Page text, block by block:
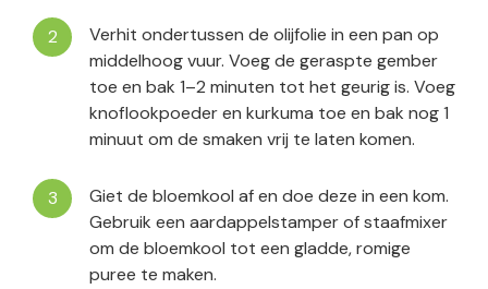
Verhit ondertussen de olijfolie in een pan op
middelhoog vuur. Voeg de geraspte gember
toe en bak 1–2 minuten tot het geurig is. Voeg
knoflookpoeder en kurkuma toe en bak nog 1
minuut om de smaken vrij te laten komen.
Giet de bloemkool af en doe deze in een kom.
Gebruik een aardappelstamper of staafmixer
om de bloemkool tot een gladde, romige
puree te maken.